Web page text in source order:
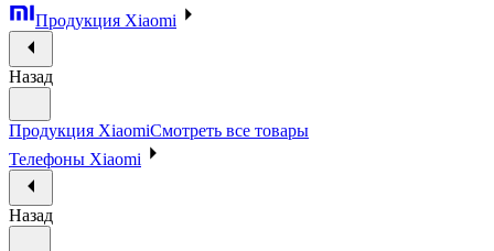
Продукция Xiaomi
Назад
Продукция XiaomiСмотреть все товары
Телефоны Xiaomi
Назад